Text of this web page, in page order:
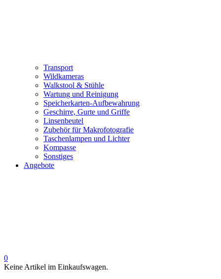
Transport
Wildkameras
Walkstool & Stühle
Wartung und Reinigung
Speicherkarten-Aufbewahrung
Geschirre, Gurte und Griffe
Linsenbeutel
Zubehör für Makrofotografie
Taschenlampen und Lichter
Kompasse
Sonstiges
Angebote
0
Keine Artikel im Einkaufswagen.